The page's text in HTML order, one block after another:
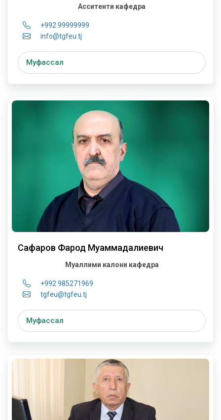
Асситенти кафедра
+992 99999999
info@tgfeu.tj
Муфассал
Сафаров Фарҳод Муҳаммадалиевич
Муаллими калони кафедра
+992 985271969
tgfeu@tgfeu.tj
Муфассал